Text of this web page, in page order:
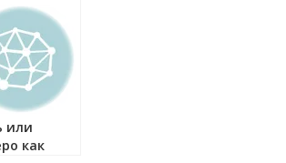
или
как